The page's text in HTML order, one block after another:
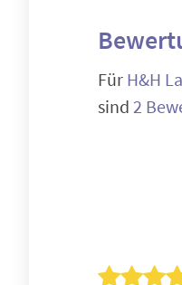
Für H&H
sind 2